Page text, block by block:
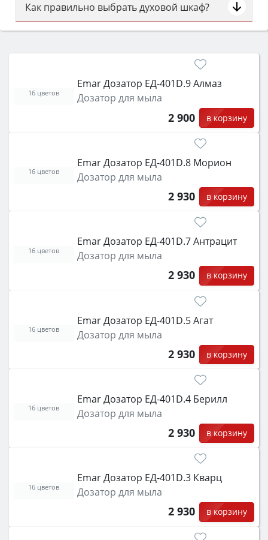
Как правильно выбрать духовой шкаф?
Сначала определитесь с типом (газовый или
затем смотрите на объём 50–70 л для семьи,
функции (конвекция, гриль, самоочистка,
защита от детей).
Emar Дозатор ЕД-401D.9 Алмаз
Дозатор для мыла
2 900 в корзину
16 цветов
Emar Дозатор ЕД-401D.8 Морион
Дозатор для мыла
2 930 в корзину
16 цветов
Emar Дозатор ЕД-401D.7 Антрацит
Дозатор для мыла
2 930 в корзину
16 цветов
Emar Дозатор ЕД-401D.5 Агат
Дозатор для мыла
2 930 в корзину
16 цветов
Emar Дозатор ЕД-401D.4 Берилл
Дозатор для мыла
2 930 в корзину
16 цветов
Emar Дозатор ЕД-401D.3 Кварц
Дозатор для мыла
2 930 в корзину
16 цветов